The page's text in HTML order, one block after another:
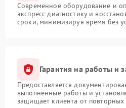
Современное оборудование и
экспресс-диагностику и
сроки, минимизируя время без
Гарантия на работы и
Предоставляется
выполненные работы и
защищает клиента от повторных